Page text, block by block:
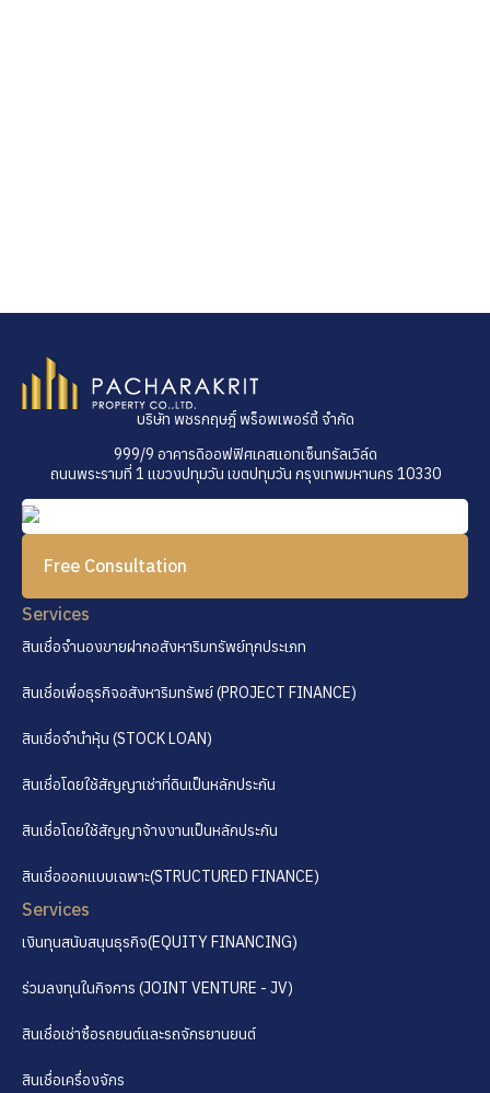
บริษัท พชรกฤษฎิ์ พร็อพเพอร์ตี้ จำกัด
999/9 อาคารดิออฟฟิศเคสแอทเซ็นทรัลเวิล์ด
ถนนพระรามที่ 1 แขวงปทุมวัน เขตปทุมวัน กรุงเทพมหานคร 10330
Free Consultation
Services
สินเชื่อจำนองขายฝากอสังหาริมทรัพย์ทุกประเภท
สินเชื่อเพื่อธุรกิจอสังหาริมทรัพย์ (PROJECT FINANCE)
สินเชื่อจำนำหุ้น (STOCK LOAN)
สินเชื่อโดยใช้สัญญาเช่าที่ดินเป็นหลักประกัน
สินเชื่อโดยใช้สัญญาจ้างงานเป็นหลักประกัน
สินเชื่อออกแบบเฉพาะ(STRUCTURED FINANCE)
Services
เงินทุนสนับสนุนธุรกิจ(EQUITY FINANCING)
ร่วมลงทุนในกิจการ (JOINT VENTURE - JV)
สินเชื่อเช่าซื้อรถยนต์และรถจักรยานยนต์
สินเชื่อเครื่องจักร